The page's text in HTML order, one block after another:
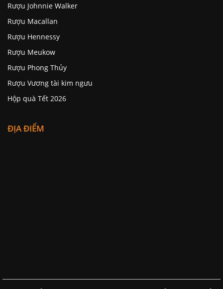
Rượu Johnnie Walker
Rượu Macallan
Rượu Hennessy
Rượu Meukow
Rượu Phong Thủy
Rượu Vương tài kim ngưu
Hộp quà Tết 2026
ĐỊA ĐIỂM